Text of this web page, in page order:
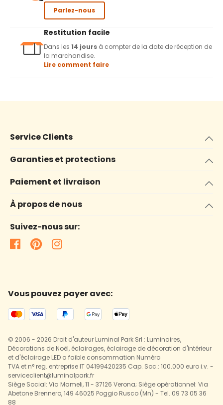
Parlez-nous
Restitution facile
Dans les 14 jours à compter de la date de réception de
la marchandise.
Lire comment faire
Service Clients
Garanties et protections
Paiement et livraison
À propos de nous
Suivez-nous sur:
Vous pouvez payer avec:
© 2006 - 2026 Droit d'auteur Luminal Park Srl : Luminaires,
Décorations de Noël, éclairages, éclairage de décoration d'intérieur
et d'éclairage LED a faible consommation Numéro
TVA et n° reg. entreprise IT 04199420235 Cap. Soc.: 100.000 euro i.v. -
serviceclient@luminalpark.fr
Siège Social: Via Mameli, 11 - 37126 Verona; Siège opérationnel: Via
Abetone Brennero, 149 46025 Poggio Rusco (Mn) - Tel. 09 73 05 36
88